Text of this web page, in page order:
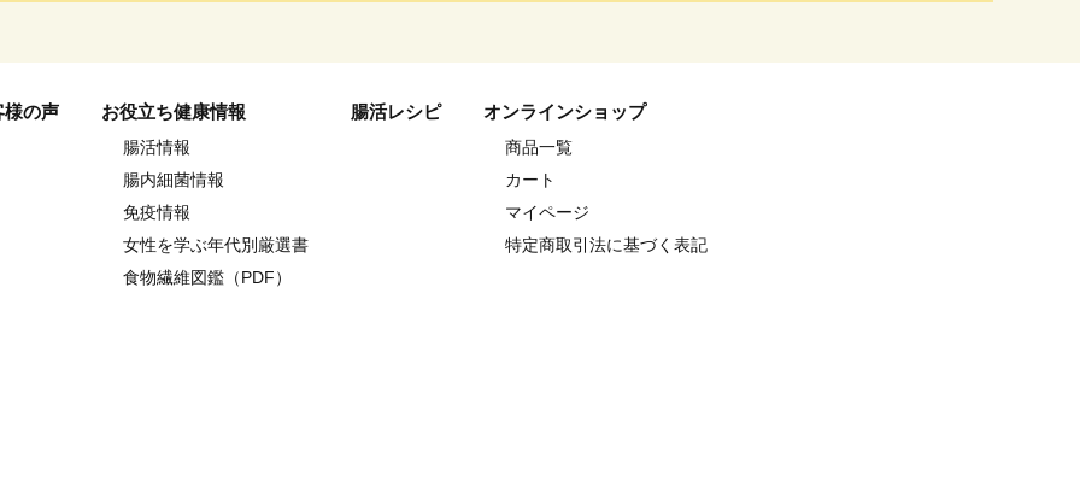
様の声 お役立ち健康情報
腸活情報
腸内細菌情報
免疫情報
女性を学ぶ年代別厳選書
食物繊維図鑑（PDF）
腸活レシピ オンラインショップ
商品一覧
カート
マイページ
特定商取引法に基づく表記